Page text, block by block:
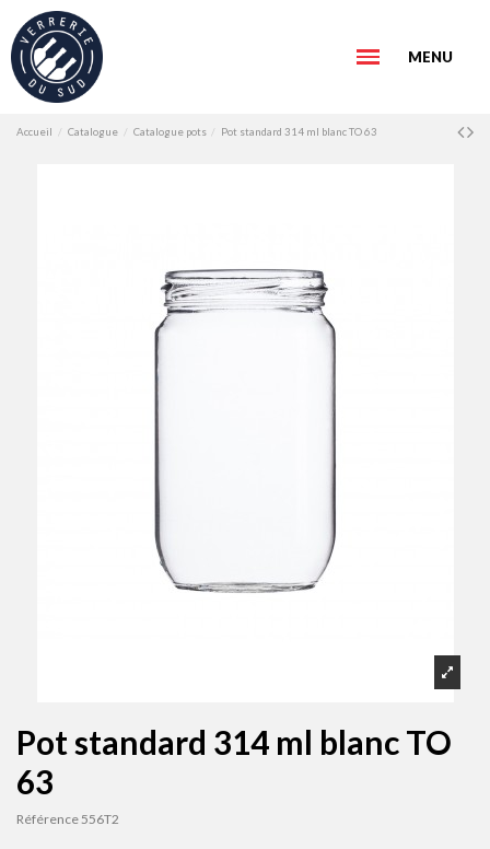
MENU
Accueil Catalogue Catalogue pots Pot standard 314 ml blanc TO 63
Pot standard 314 ml blanc TO
63
Référence556T2